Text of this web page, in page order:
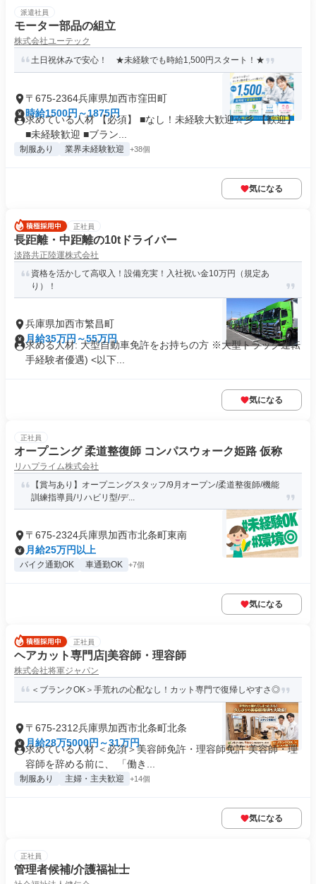
派遣社員
モーター部品の組立
株式会社ユーテック
土日祝休みで安心！ ★未経験でも時給1,500円スタート！★
〒675-2364兵庫県加西市窪田町
時給1500円～1875円
求めている人材 【必須】 ■なし！未経験大歓迎☆彡 【歓迎】
■未経験歓迎 ■ブラン...
制服あり 業界未経験歓迎 +38個
気になる
正社員
長距離・中距離の10tドライバー
淡路共正陸運株式会社
資格を活かして高収入！設備充実！入社祝い金10万円（規定あ
り）！
兵庫県加西市繁昌町
月給35万円～55万円
求める人材: 大型自動車免許をお持ちの方 ※大型トラック運転
手経験者優遇) <以下...
気になる
正社員
オープニング 柔道整復師 コンパスウォーク姫路 仮称
リハプライム株式会社
【賞与あり】オープニングスタッフ/9月オープン/柔道整復師/機能
訓練指導員/リハビリ型/デ...
〒675-2324兵庫県加西市北条町東南
月給25万円以上
バイク通勤OK 車通勤OK +7個
気になる
正社員
ヘアカット専門店|美容師・理容師
株式会社将軍ジャパン
＜ブランクOK＞手荒れの心配なし！カット専門で復帰しやすさ◎
〒675-2312兵庫県加西市北条町北条
月給28万5000円～31万円
求めている人材 ＜必須＞美容師免許・理容師免許 美容師・理
容師を辞める前に、 「働き...
制服あり 主婦・主夫歓迎 +14個
気になる
正社員
管理者候補/介護福祉士